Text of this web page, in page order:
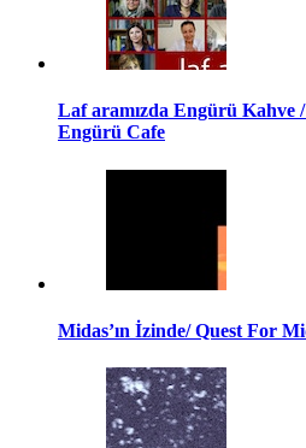
Laf aramızda Engürü Kahve
Engürü Cafe
Midas’ın İzinde/ Quest For